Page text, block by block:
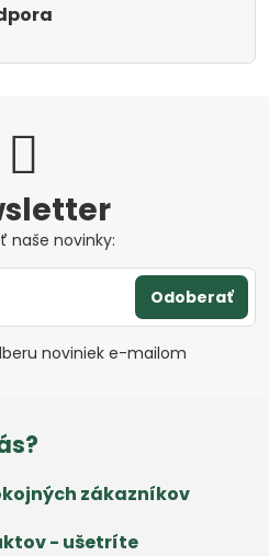
naše novinky:
Odoberať
noviniek e-mailom
zákazníkov
- ušetríte